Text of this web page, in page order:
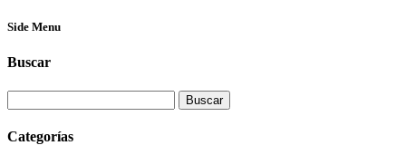
Side Menu
Buscar
Categorías